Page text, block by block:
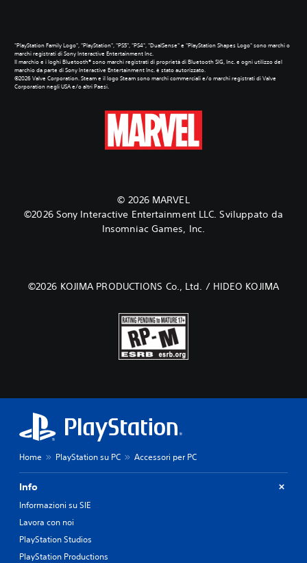
‎"PlayStation Family Logo", "PlayStation", "PS5", "PS4", "DualSense" e "PlayStation Shapes Logo" sono marchi o
marchi registrati di Sony Interactive Entertainment Inc.
Il marchio e i loghi Bluetooth® sono marchi registrati di proprietà di Bluetooth SIG, Inc. e ogni utilizzo del
marchio da parte di Sony Interactive Entertainment Inc. è stato autorizzato.
‎©2026 Valve Corporation. Steam e il logo Steam sono marchi commerciali e/o marchi registrati di Valve
Corporation negli USA e/o altri Paesi.
‎© 2026 MARVEL
©2026 Sony Interactive Entertainment LLC. Sviluppato da
Insomniac Games, Inc.‎
‎©2026 KOJIMA PRODUCTIONS Co., Ltd. / HIDEO KOJIMA
Home PlayStation su PC Accessori per PC
Info
Informazioni su SIE
Lavora con noi
PlayStation Studios
PlayStation Productions